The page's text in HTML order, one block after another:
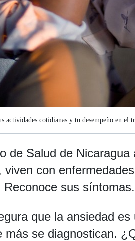
actividades cotidianas y tu desempeño en el
de Salud de
viven con
Reconoce sus síntomas.
que la ansiedad
más se diagnostican.